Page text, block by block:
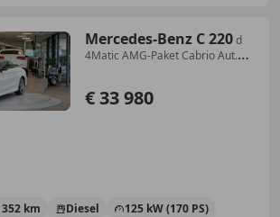
Mercedes-Benz C 220d
4Matic AMG-Paket Cabrio Aut.
€ 33 980
km Diesel
125 kW (170 PS)